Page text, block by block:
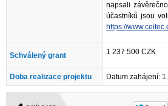
napsali
účastníků jsou
https://
Schválený grant 1 237 500 CZK
Doba realizace projektu Datum zahájení: